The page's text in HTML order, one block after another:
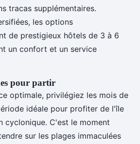
tracas supplémentaires.
les options
de prestigieux hôtels de 3 à 6
un confort et un service
pour partir
optimale, privilégiez les mois de
idéale pour profiter de l'île
cyclonique. C'est le moment
sur les plages immaculées